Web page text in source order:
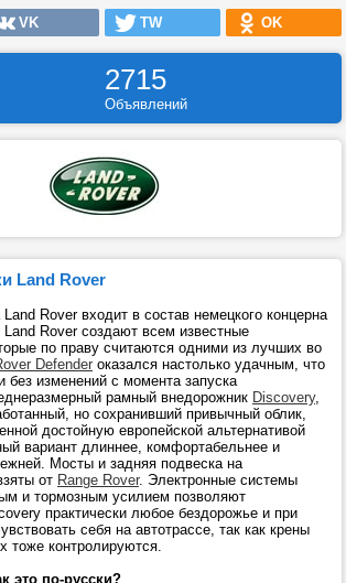
VK TW OK
2715
Объявлений
Land Rover
Rover входит в состав немецкого концерна
Rover создают всем известные
по праву считаются одними из лучших во
Defender оказался настолько удачным, что
без изменений с момента запуска
рамный внедорожник Discovery,
но сохранивший привычный облик,
достойную европейской альтернативой
вариант длиннее, комфортабельнее и
Мосты и задняя подвеска на
от Range Rover. Электронные системы
и тормозным усилием позволяют
практически любое бездорожье и при
себя на автотрассе, так как крены
тоже контролируются.
это по-русски?